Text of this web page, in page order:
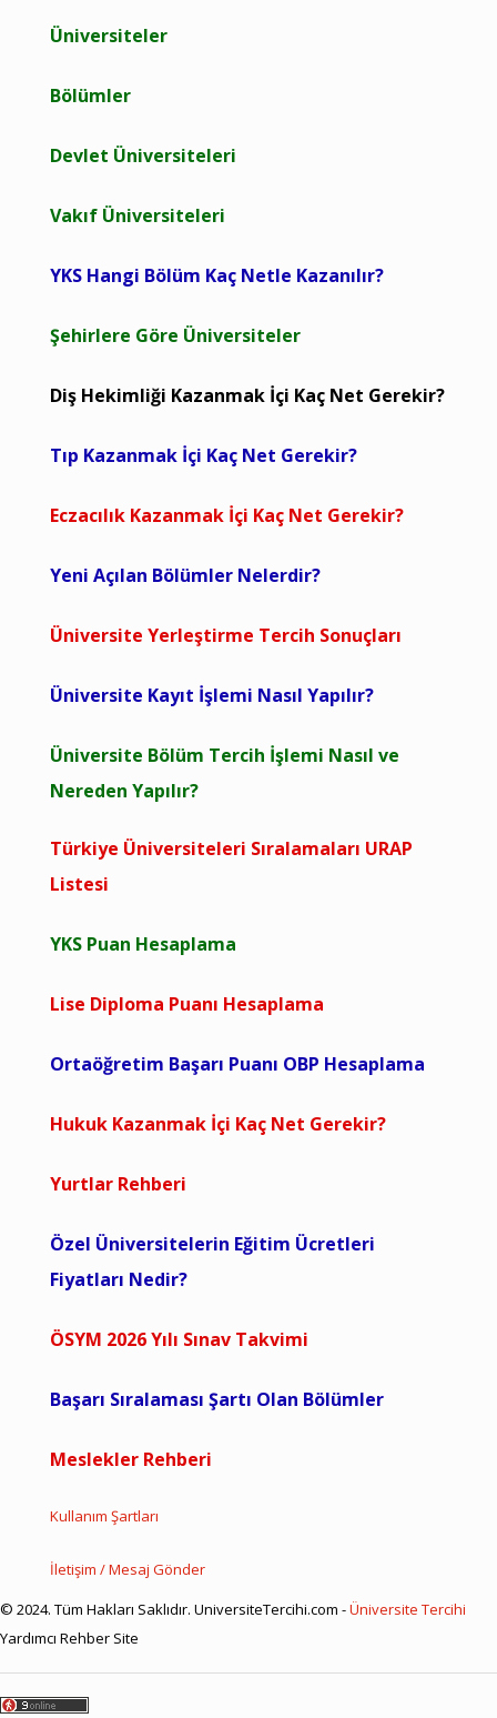
Üniversiteler
Bölümler
Devlet Üniversiteleri
Vakıf Üniversiteleri
YKS Hangi Bölüm Kaç Netle Kazanılır?
Şehirlere Göre Üniversiteler
Diş Hekimliği Kazanmak İçi Kaç Net Gerekir?
Tıp Kazanmak İçi Kaç Net Gerekir?
Eczacılık Kazanmak İçi Kaç Net Gerekir?
Yeni Açılan Bölümler Nelerdir?
Üniversite Yerleştirme Tercih Sonuçları
Üniversite Kayıt İşlemi Nasıl Yapılır?
Üniversite Bölüm Tercih İşlemi Nasıl ve
Nereden Yapılır?
Türkiye Üniversiteleri Sıralamaları URAP
Listesi
YKS Puan Hesaplama
Lise Diploma Puanı Hesaplama
Ortaöğretim Başarı Puanı OBP Hesaplama
Hukuk Kazanmak İçi Kaç Net Gerekir?
Yurtlar Rehberi
Özel Üniversitelerin Eğitim Ücretleri
Fiyatları Nedir?
ÖSYM 2026 Yılı Sınav Takvimi
Başarı Sıralaması Şartı Olan Bölümler
Meslekler Rehberi
Kullanım Şartları
İletişim / Mesaj Gönder
© 2024. Tüm Hakları Saklıdır. UniversiteTercihi.com -Üniversite Tercihi
Yardımcı Rehber Site